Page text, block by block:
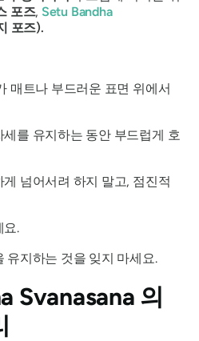
포즈, Setu Bandha
포즈).
매트나 부드러운 표면 위에서
를 유지하는 동안 부드럽게 호
넘어서려 하지 말고, 점진적
요.
유지하는 것을 잊지 마세요.
Svanasana 의